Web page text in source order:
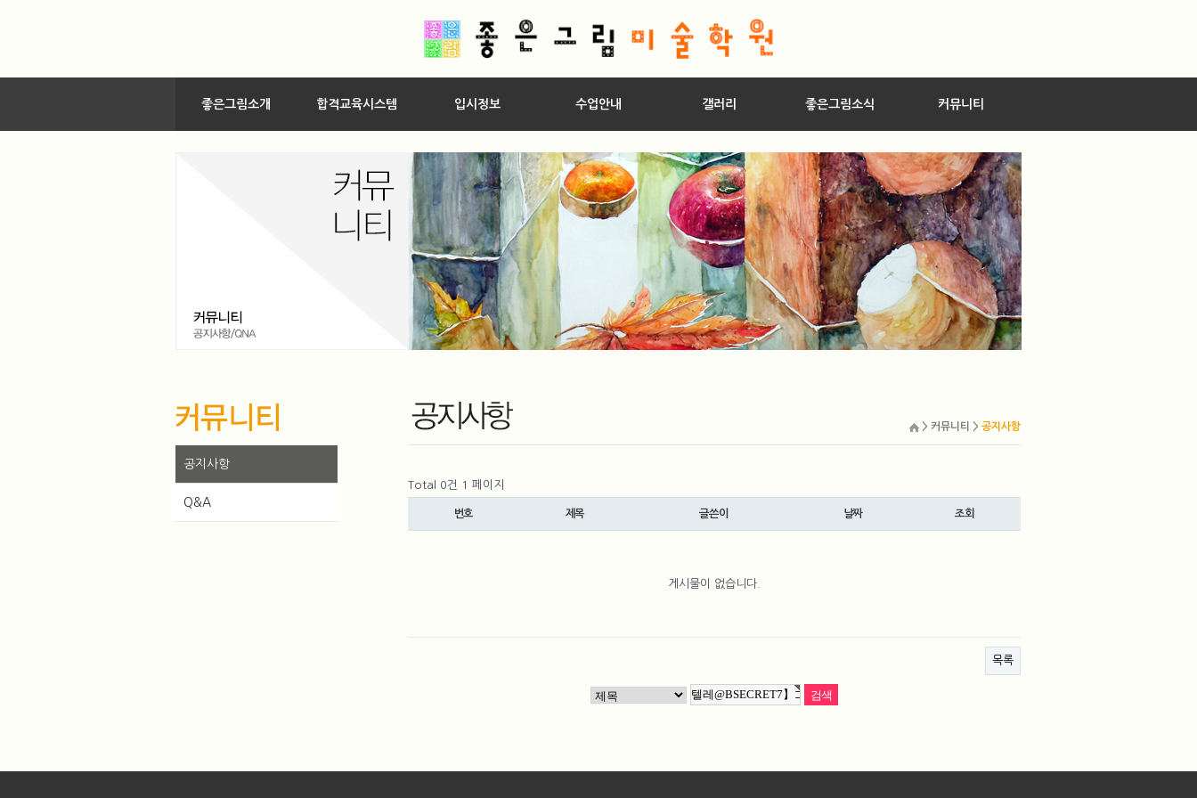
좋은그림소개 합격교육시스템 입시정보 수업안내 갤러리 좋은그림소식 커뮤니티
공지사항
Q&A
> 커뮤니티 > 공지사항
Total 0건 1 페이지
번호 제목 글쓴이 날짜 조회
게시물이 없습니다.
목록